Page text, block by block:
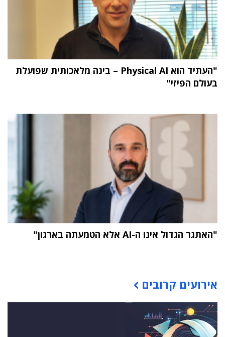
"העתיד הוא Physical AI – בינה מלאכותית שפועלת
בעולם הפיזי"
"האתגר הגדול אינו ה-AI אלא הטמעתה בארגון"
אירועים קרובים